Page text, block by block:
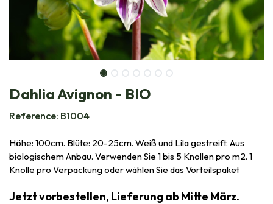
Dahlia Avignon - BIO
Reference: B1004
Höhe: 100cm. Blüte: 20-25cm. Weiß und Lila gestreift. Aus
biologischem Anbau. Verwenden Sie 1 bis 5 Knollen pro m2. 1
Knolle pro Verpackung oder wählen Sie das Vorteilspaket
Jetzt vorbestellen, Lieferung ab Mitte März.